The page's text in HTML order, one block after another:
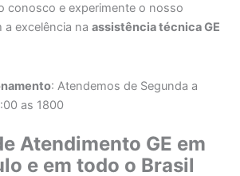
conosco e experimente o nosso
a excelência naassistência técnica GE
: Atendemos de Segunda a
as 1800
Atendimento GE em
e em todo o Brasil